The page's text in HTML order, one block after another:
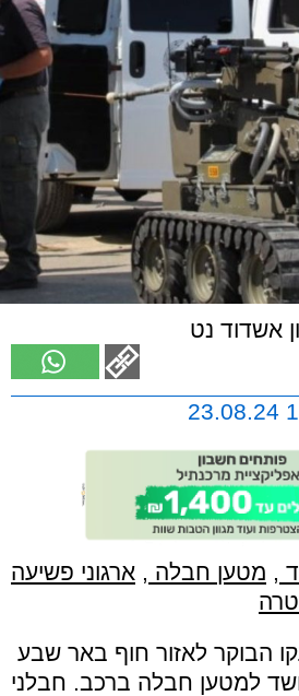
אשדוד נט
, מטען חבלה , ארגוני פשיעה
הבוקר לאזור חוף באר שבע
למטען חבלה ברכב. חבלני